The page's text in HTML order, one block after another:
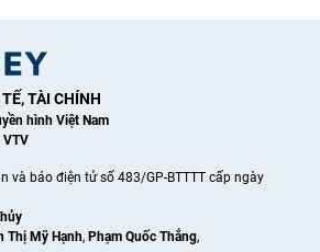
TÀI CHÍNH
hình Việt Nam
VTV
và báo điện tử số 483/GP-BTTTT cấp ngày
Thị Mỹ Hạnh, Phạm Quốc Thắng,